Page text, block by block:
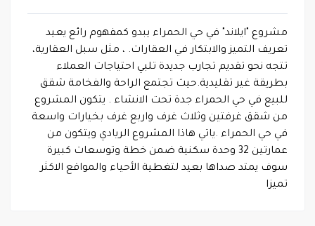
مشروع "ايلاند" في حي الحمراء يبدو كمفهوم رائع يعيد
تعريف التميز والابتكار في العقارات. ، مثل سبل العقارية،
تتجه نحو تقديم تجارب جديدة تلبي احتياجات العملاء
بطريقة غير تقليدية.حيث تجتمع الراحة والفخامة شقق
للبيع في حي الحمراء جدة تحت الانشاء . يتكون المشروع
من شقق غرفتين وثلاث غرف واربع غرف بخيارات واسعة
في حي الحمراء .ياتي هاذا المشروع الريادي ويتكون من
عمارتين 32 وحدة سكنية ضمن خطة وتوسعات كبيرة
سوف يمتد صداها بعيد لتغطية الأحياء والمواقع الاكثر
تميزا